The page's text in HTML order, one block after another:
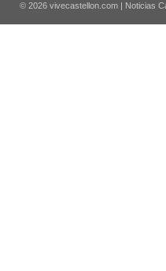
© 2026 vivecastellon.com | Noticias